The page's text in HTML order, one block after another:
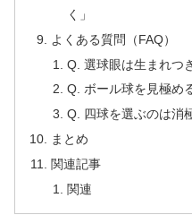
く」
よくある質問（FAQ）
Q. 選球眼は生まれつ
Q. ボール球を見極め
Q. 四球を選ぶのは消
まとめ
関連記事
関連